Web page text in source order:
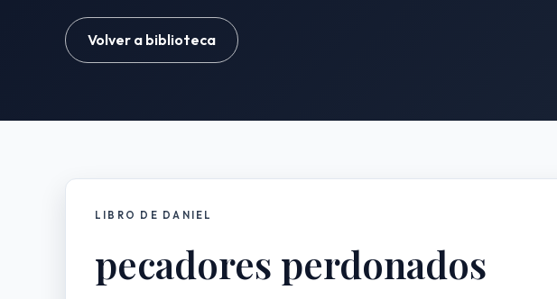
Volver a biblioteca
LIBRO DE DANIEL
pecadores perdonados